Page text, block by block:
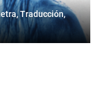
Traducción,